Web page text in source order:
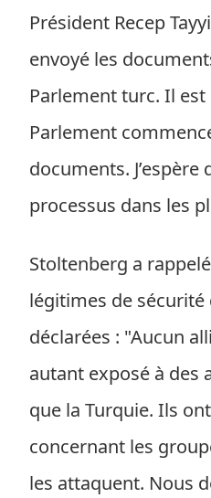
Président Recep
envoyé les
Parlement turc. Il
Parlement
documents. J’espère
processus dans les
Stoltenberg a
légitimes de sécurité
déclarées : "Aucun
autant exposé à des
que la Turquie. Ils
concernant les
les attaquent. Nous